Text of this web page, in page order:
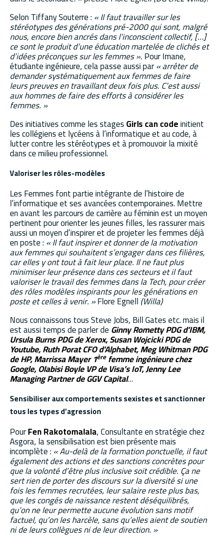
Selon Tiffany Souterre :« Il faut travailler sur les
stéréotypes des générations pré-2000 qui sont, malgré
nous, encore bien ancrés dans l’inconscient collectif, […]
ce sont le produit d’une éducation martelée de clichés et
d’idées préconçues sur les femmes ».Pour Imane,
étudiante ingénieure, cela passe aussi par« arrêter de
demander systématiquement aux femmes de faire
leurs preuves en travaillant deux fois plus. C’est aussi
aux hommes de faire des efforts à considérer les
femmes. »
Des initiatives comme les stagesGirls can codeinitient
les collégiens et lycéens à l’informatique et au code, à
lutter contre les stéréotypes et à promouvoir la mixité
dans ce milieu professionnel.
Valoriser les rôles-modèles
Les Femmes font partie intégrante de l’histoire de
l’informatique et ses avancées contemporaines. Mettre
en avant les parcours de carrière au féminin est un moyen
pertinent pour orienter les jeunes filles, les rassurer mais
aussi un moyen d’inspirer et de projeter les femmes déjà
en poste :« Il faut inspirer et donner de la motivation
aux femmes qui souhaitent s’engager dans ces filières,
car elles y ont tout à fait leur place. Il ne faut plus
minimiser leur présence dans ces secteurs et il faut
valoriser le travail des femmes dans la Tech, pour créer
des rôles modèles inspirants pour les générations en
poste et celles à venir. »Flore Egnell(Willa)
Nous connaissons tous Steve Jobs, Bill Gates etc. mais il
est aussi temps de parler deGinny Rometty PDG d’IBM,
Ursula Burns PDG de Xerox, Susan Wojcicki PDG de
Youtube, Ruth Porat CFO d’Alphabet, Meg Whitman PDG
de HP, Marrissa Mayer 1èrefemme ingénieure chez
Google, Olabisi Boyle VP de Visa’s IoT, Jenny Lee
Managing Partner de GGV Capital…
Sensibiliser aux comportements sexistes et sanctionner
tous les types d’agression
PourFen Rakotomalala, Consultante en stratégie chez
Asgora, la sensibilisation est bien présente mais
incomplète :« Au-delà de la formation ponctuelle, il faut
également des actions et des sanctions concrètes pour
que la volonté d’être plus inclusive soit crédible. Ça ne
sert rien de porter des discours sur la diversité si une
fois les femmes recrutées, leur salaire reste plus bas,
que les congés de naissance restent déséquilibrés,
qu’on ne leur permette aucune évolution sans motif
factuel, qu’on les harcèle, sans qu’elles aient de soutien
ni de leurs collègues ni de leur direction. »